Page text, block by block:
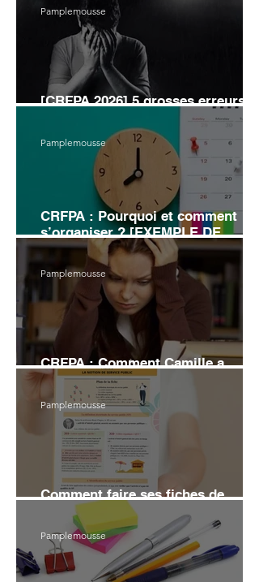
[CRFPA 2026] 5 grosses erreurs
d’organisation pour éviter l’échec
Pamplemousse
CRFPA : Pourquoi et comment
s’organiser ? [EXEMPLE DE
PLANNING]
Pamplemousse
CRFPA : Comment Camille a
échoué au grand Oral
Pamplemousse
Comment faire ses fiches de
révision en droit (6 conseils)
Pamplemousse
Pamplemousse